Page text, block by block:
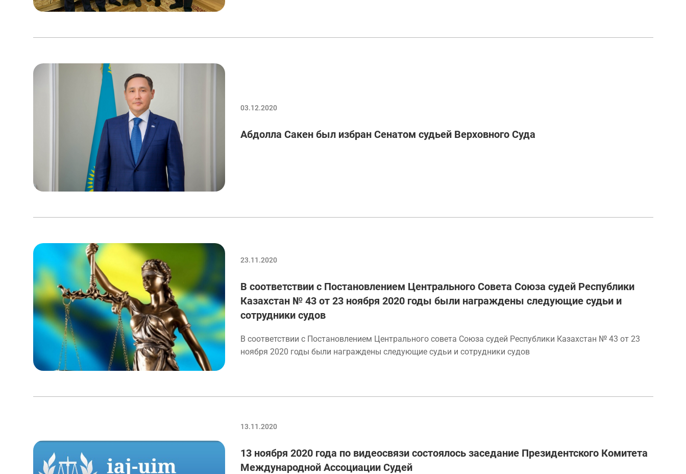
03.12.2020
Абдолла Сакен был избран Сенатом судьей Верховного Суда
23.11.2020
В соответствии с Постановлением Центрального Совета Союза судей Республики
Казахстан № 43 от 23 ноября 2020 годы были награждены следующие судьи и
сотрудники судов
В соответствии с Постановлением Центрального совета Союза судей Республики Казахстан № 43 от 23
ноября 2020 годы были награждены следующие судьи и сотрудники судов
13.11.2020
13 ноября 2020 года по видеосвязи состоялось заседание Президентского Комитета
Международной Ассоциации Судей